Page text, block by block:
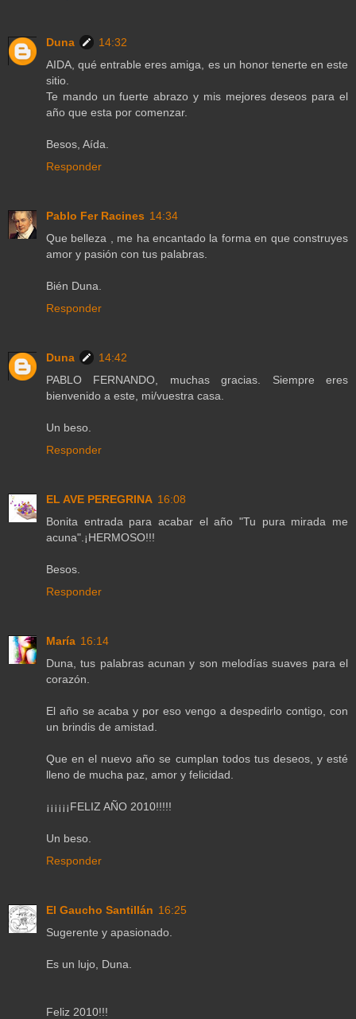
Duna
14:32
AIDA, qué entrable eres amiga, es un honor tenerte en este
sitio.
Te mando un fuerte abrazo y mis mejores deseos para el
año que esta por comenzar.
Besos, Aída.
Responder
Pablo Fer Racines 14:34
Que belleza , me ha encantado la forma en que construyes
amor y pasión con tus palabras.
Bién Duna.
Responder
Duna
14:42
PABLO FERNANDO, muchas gracias. Siempre eres
bienvenido a este, mi/vuestra casa.
Un beso.
Responder
EL AVE PEREGRINA 16:08
Bonita entrada para acabar el año "Tu pura mirada me
acuna".¡HERMOSO!!!
Besos.
Responder
María 16:14
Duna, tus palabras acunan y son melodías suaves para el
corazón.
El año se acaba y por eso vengo a despedirlo contigo, con
un brindis de amistad.
Que en el nuevo año se cumplan todos tus deseos, y esté
lleno de mucha paz, amor y felicidad.
¡¡¡¡¡¡FELIZ AÑO 2010!!!!!
Un beso.
Responder
El Gaucho Santillán 16:25
Sugerente y apasionado.
Es un lujo, Duna.
Feliz 2010!!!